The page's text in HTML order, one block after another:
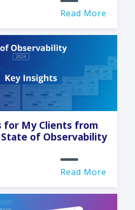
Read More
for My Clients from
of Observability
Read More